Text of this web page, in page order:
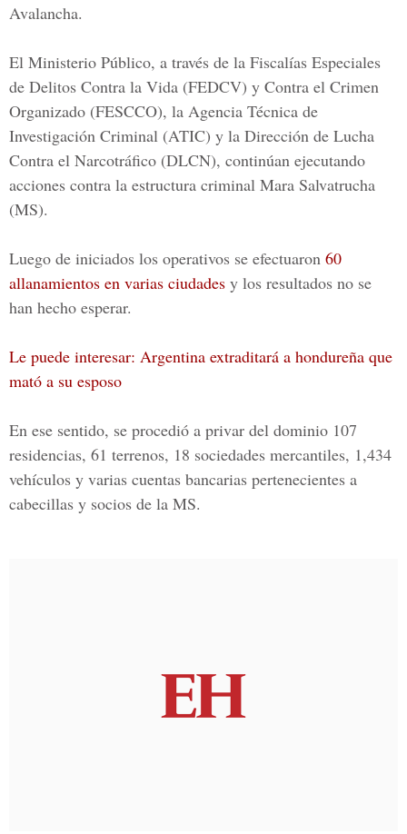
Avalancha.
El Ministerio Público, a través de la Fiscalías Especiales
de Delitos Contra la Vida (FEDCV) y Contra el Crimen
Organizado (FESCCO), la Agencia Técnica de
Investigación Criminal (ATIC) y la Dirección de Lucha
Contra el Narcotráfico (DLCN), continúan ejecutando
acciones contra la estructura criminal Mara Salvatrucha
(MS).
Luego de iniciados los operativos se efectuaron 60
allanamientos en varias ciudades y los resultados no se
han hecho esperar.
Le puede interesar: Argentina extraditará a hondureña que
mató a su esposo
En ese sentido, se procedió a privar del dominio 107
residencias, 61 terrenos, 18 sociedades mercantiles, 1,434
vehículos y varias cuentas bancarias pertenecientes a
cabecillas y socios de la MS.